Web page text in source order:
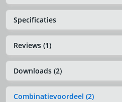
Specificaties
Reviews (1)
Downloads (2)
Combinatievoordeel (2)